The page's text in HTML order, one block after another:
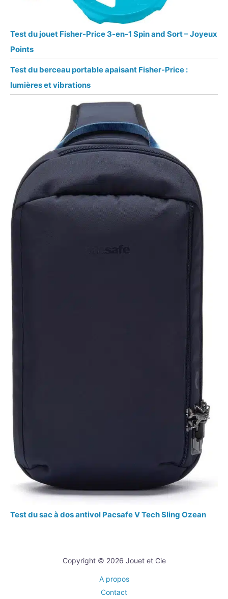
Test du jouet Fisher-Price 3-en-1 Spin and Sort – Joyeux
Points
Test du berceau portable apaisant Fisher-Price :
lumières et vibrations
Test du sac à dos antivol Pacsafe V Tech Sling Ozean
Copyright © 2026 Jouet et Cie
A propos
Contact